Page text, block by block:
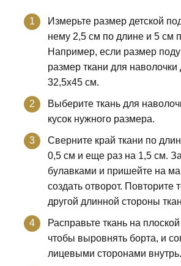
Измерьте размер детской
нему 2,5 см по длине и 5 см
Например, если размер
размер ткани для
32,5х45 см.
Выберите ткань для
кусок нужного размера.
Сверните край ткани по
0,5 см и еще раз на 1,5 см.
булавками и пришейте на
создать отворот. Повторите
другой длинной стороны
Расправьте ткань на
чтобы выровнять борта, и
лицевыми сторонами внутрь.